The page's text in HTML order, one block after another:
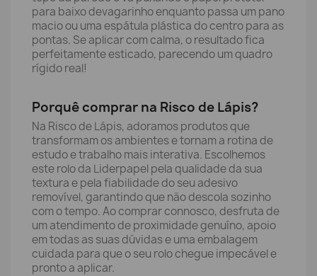
para baixo devagarinho enquanto passa um pano
macio ou uma espátula plástica do centro para as
pontas. Se aplicar com calma, o resultado fica
perfeitamente esticado, parecendo um quadro
rígido real!
Porquê comprar na Risco de Lápis?
Na Risco de Lápis, adoramos produtos que
transformam os ambientes e tornam a rotina de
estudo e trabalho mais interativa. Escolhemos
este rolo da Liderpapel pela qualidade da sua
textura e pela fiabilidade do seu adesivo
removível, garantindo que não descola sozinho
com o tempo. Ao comprar connosco, desfruta de
um atendimento de proximidade genuíno, apoio
em todas as suas dúvidas e uma embalagem
cuidada para que o seu rolo chegue impecável e
pronto a aplicar.